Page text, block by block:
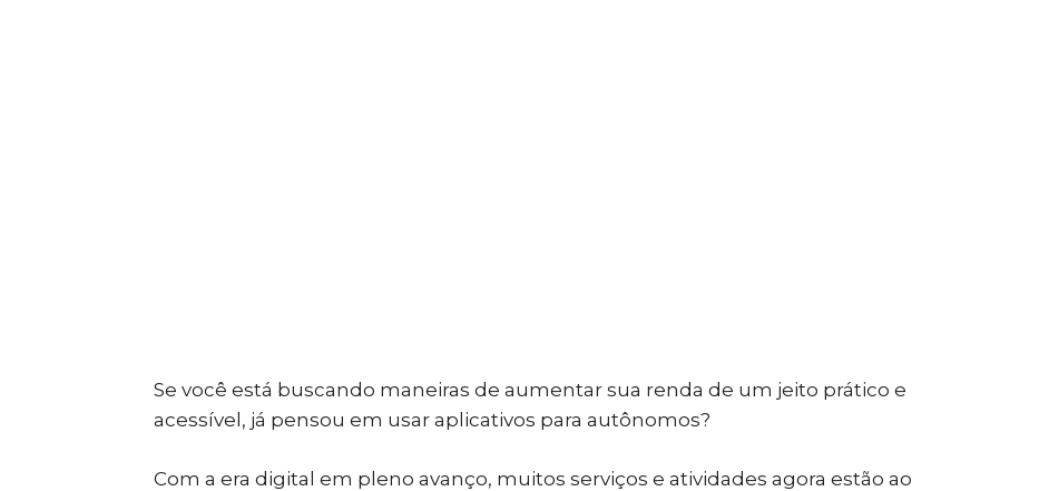
Se você está buscando maneiras de aumentar sua renda de um jeito prático e
acessível, já pensou em usar aplicativos para autônomos?
Com a era digital em pleno avanço, muitos serviços e atividades agora estão ao